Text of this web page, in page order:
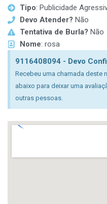
Tipo: Publicidade
Devo Atender? Não
Tentativa de Burla? Não
Nome: rosa
9116408094 - Devo
Recebeu uma chamada deste
abaixo para deixar uma
outras pessoas.